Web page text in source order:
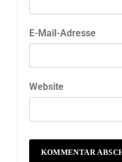
E-Mail-Adresse
Website